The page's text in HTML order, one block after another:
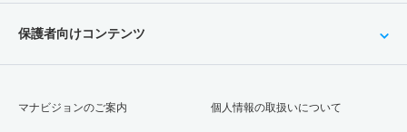
保護者向けコンテンツ
マナビジョンのご案内 個人情報の取扱いについて